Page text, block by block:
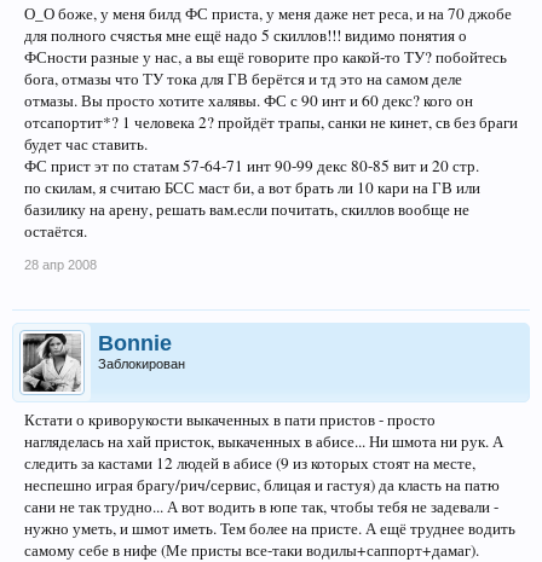
О_О боже, у меня билд ФС приста, у меня даже нет реса, и на 70 джобе
для полного счястья мне ещё надо 5 скиллов!!! видимо понятия о
ФСности разные у нас, а вы ещё говорите про какой-то ТУ? побойтесь
бога, отмазы что ТУ тока для ГВ берётся и тд это на самом деле
отмазы. Вы просто хотите халявы. ФС с 90 инт и 60 декс? кого он
отсапортит*? 1 человека 2? пройдёт трапы, санки не кинет, св без браги
будет час ставить.
ФС прист эт по статам 57-64-71 инт 90-99 декс 80-85 вит и 20 стр.
по скилам, я считаю БСС маст би, а вот брать ли 10 кари на ГВ или
базилику на арену, решать вам.если почитать, скиллов вообще не
остаётся.
28 апр 2008
Bonnie
Заблокирован
Кстати о криворукости выкаченных в пати пристов - просто
нагляделась на хай присток, выкаченных в абисе... Ни шмота ни рук. А
следить за кастами 12 людей в абисе (9 из которых стоят на месте,
неспешно играя брагу/рич/сервис, блицая и гастуя) да класть на патю
сани не так трудно... А вот водить в юпе так, чтобы тебя не задевали -
нужно уметь, и шмот иметь. Тем более на присте. А ещё труднее водить
самому себе в нифе (Ме присты все-таки водилы+саппорт+дамаг).